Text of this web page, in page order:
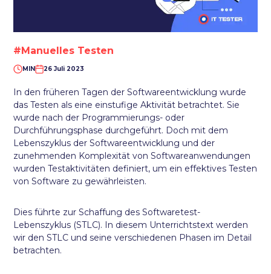
#Manuelles Testen
MIN 26 Juli 2023
In den früheren Tagen der Softwareentwicklung wurde
das Testen als eine einstufige Aktivität betrachtet. Sie
wurde nach der Programmierungs- oder
Durchführungsphase durchgeführt. Doch mit dem
Lebenszyklus der Softwareentwicklung und der
zunehmenden Komplexität von Softwareanwendungen
wurden Testaktivitäten definiert, um ein effektives Testen
von Software zu gewährleisten.
Dies führte zur Schaffung des Softwaretest-
Lebenszyklus (STLC). In diesem Unterrichtstext werden
wir den STLC und seine verschiedenen Phasen im Detail
betrachten.